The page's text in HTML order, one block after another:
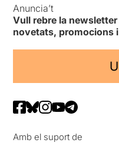
Anuncia’t
Vull rebre la
novetats, promocions
Amb el suport de